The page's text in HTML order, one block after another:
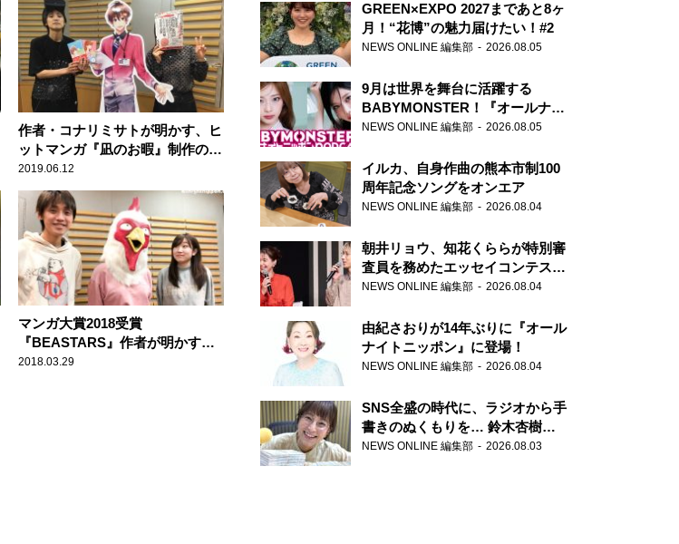
作者・コナリミサトが明かす、ヒ
ットマンガ『凪のお暇』制作の秘
密
2019.06.12
マンガ大賞2018受賞
『BEASTARS』作者が明かす、
執筆のきっかけ
2018.03.29
GREEN×EXPO 2027まであと8ヶ
月！“花博”の魅力届けたい！#2
NEWS ONLINE 編集部 2026.08.05
9月は世界を舞台に活躍する
BABYMONSTER！『オールナイ
トニッポンPODCAST』月替わり
NEWS ONLINE 編集部 2026.08.05
イルカ、自身作曲の熊本市制100
周年記念ソングをオンエア
NEWS ONLINE 編集部 2026.08.04
朝井リョウ、知花くららが特別審
査員を務めたエッセイコンテスト
の特別番組「#いまあなたに伝え
NEWS ONLINE 編集部 2026.08.04
由紀さおりが14年ぶりに『オール
ナイトニッポン』に登場！
NEWS ONLINE 編集部 2026.08.04
SNS全盛の時代に、ラジオから手
書きのぬくもりを… 鈴木杏樹の
直筆はがきが届く！
NEWS ONLINE 編集部 2026.08.03